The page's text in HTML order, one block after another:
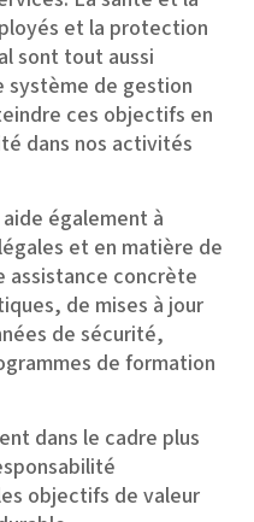
et la protection
sont tout aussi
système de gestion
ces objectifs en
dans nos activités
également à
et en matière de
assistance concrète
de mises à jour
de sécurité,
de formation
dans le cadre plus
objectifs de valeur